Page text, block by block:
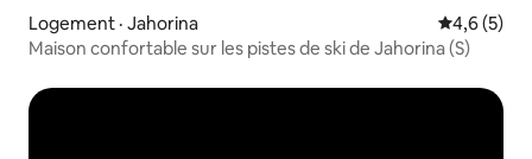
Logement · Jahorina Note
4,6 (5)
Maison confortable sur les pistes de ski de Jahorina (S)